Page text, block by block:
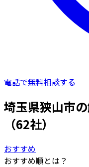
電話で無料相談する
埼玉県狭山市
（62社）
おすすめ
おすすめ順とは？